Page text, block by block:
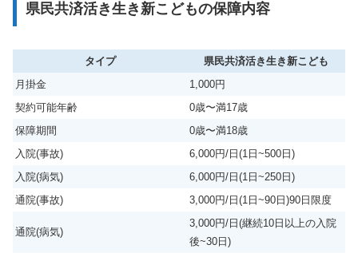
県民共済活き生き新こどもの保障内容
タイプ
県民共済活き生き新こども
月掛金
1,000円
契約可能年齢
0歳〜満17歳
保障期間
0歳〜満18歳
入院(事故)
6,000円/日(1日~500日)
入院(病気)
6,000円/日(1日~250日)
通院(事故)
3,000円/日(1日~90日)90日限度
通院(病気)
3,000円/日(継続10日以上の入院
後~30日)